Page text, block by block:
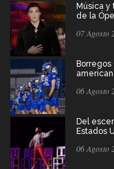
Música y
de la
07 Agosto
Borregos
06 Agosto
Del
Estados
06 Agosto